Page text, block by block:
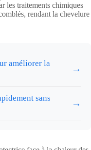
les traitements chimiques
rendant la chevelure
améliorer la
→
sans
→